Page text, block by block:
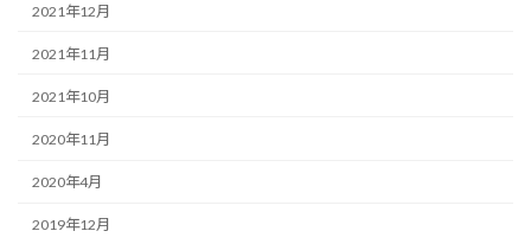
2021年12月
2021年11月
2021年10月
2020年11月
2020年4月
2019年12月